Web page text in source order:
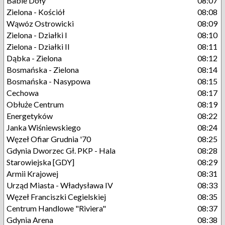
Zielona - Kościół
08:08
Wąwóz Ostrowicki
08:09
Zielona - Działki I
08:10
Zielona - Działki II
08:11
Dąbka - Zielona
08:12
Bosmańska - Zielona
08:14
Bosmańska - Nasypowa
08:15
Cechowa
08:17
Obłuże Centrum
08:19
Energetyków
08:22
Janka Wiśniewskiego
08:24
Węzeł Ofiar Grudnia '70
08:25
Gdynia Dworzec Gł. PKP - Hala
08:28
Starowiejska [GDY]
08:29
Armii Krajowej
08:31
Urząd Miasta - Władysława IV
08:33
Węzeł Franciszki Cegielskiej
08:35
Centrum Handlowe "Riviera"
08:37
Gdynia Arena
08:38